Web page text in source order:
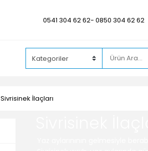
0541 304 62 62- 0850 304 62 62
Sivrisinek İlaçları